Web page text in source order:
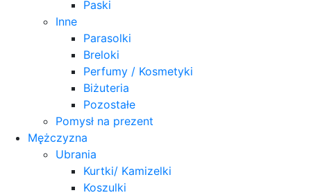
Paski
Inne
Parasolki
Breloki
Perfumy / Kosmetyki
Biżuteria
Pozostałe
Pomysł na prezent
Mężczyzna
Ubrania
Kurtki/ Kamizelki
Koszulki